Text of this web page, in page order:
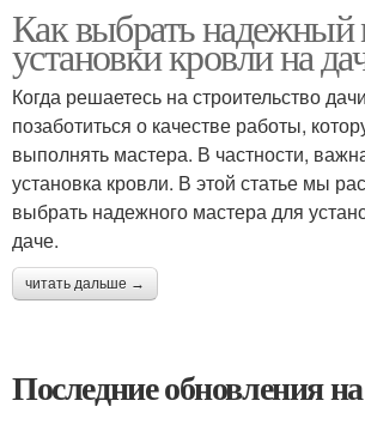
Как выбрать надежный
установки кровли на
Когда решаетесь на строительство
позаботиться о качестве работы,
выполнять мастера. В частности,
установка кровли. В этой статье мы
выбрать надежного мастера для
даче.
читать дальше →
Последние обновления